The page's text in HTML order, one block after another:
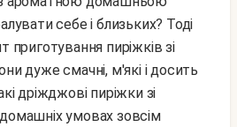
себе і близьких? Тоді
пиріжків зі
дуже смачні, м'які і досить
дріжджові пиріжки зі
умовах зовсім